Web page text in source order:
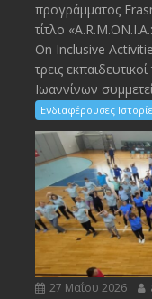
προγράμματος
τίτλο
On Inclusive
τρεις
Ιωαννίνων
Ενδιαφέρουσες
27 Μαΐου 2026